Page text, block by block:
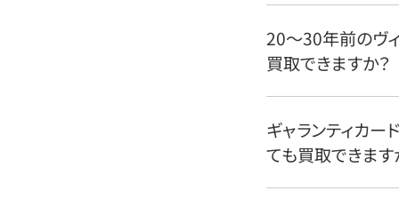
20〜30年前のヴ
買取できますか？
ギャランティカー
ても買取できます